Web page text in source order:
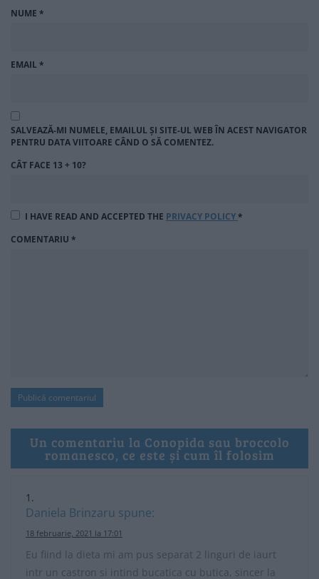
NUME *
EMAIL*
SALVEAZĂ-MI NUMELE, EMAILUL ȘI SITE-UL WEB ÎN ACEST NAVIGATOR
PENTRU DATA VIITOARE CÂND O SĂ COMENTEZ.
CÂT FACE 13 + 10?
I HAVE READ AND ACCEPTED THE PRIVACY POLICY*
COMENTARIU *
Un comentariu la Conopida sau broccolo
romanesco, ce este și cum îl folosim
Daniela Brinzaru spune:
18 februarie, 2021 la 17:01
Eu fiind la dieta mi am pus separat 2 linguri de iaurt
intr un castron si intind bucatica cu butica, sincer la